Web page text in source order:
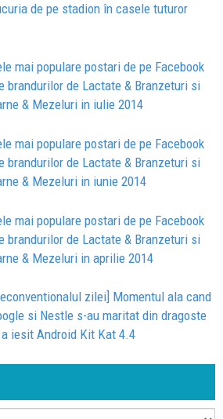
de pe stadion în casele tuturor
mai populare postari de pe Facebook
brandurilor de Lactate & Branzeturi si
& Mezeluri in iulie 2014
mai populare postari de pe Facebook
brandurilor de Lactate & Branzeturi si
& Mezeluri in iunie 2014
mai populare postari de pe Facebook
brandurilor de Lactate & Branzeturi si
& Mezeluri in aprilie 2014
zilei] Momentul ala cand
si Nestle s-au maritat din dragoste
iesit Android Kit Kat 4.4